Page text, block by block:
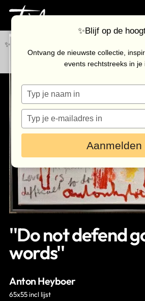
✨Blijf op de hoogte van de nieuwste
onze nieuwsbrief
Collectie
Galerie
Kunstenaars
Outlet
Bezoek de galerie
Inkoop
Verhuur
Eventlocatie
Contact
''Do not defend
words''
Anton Heyboer
65x55 incl lijst
✨Blijf op de
Ontvang de nieuwste collectie,
events rechtstreeks in je
Typ
je
naam
Typ
je
e-
in
Aanmelden